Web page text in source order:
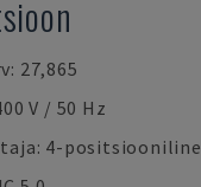
27,865
V / 50 Hz
4-positsiooniline